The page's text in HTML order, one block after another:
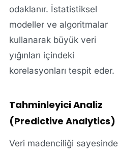
odaklanır. İstatistiksel
modeller ve algoritmalar
kullanarak büyük veri
yığınları içindeki
korelasyonları tespit eder.
Tahminleyici Analiz
(Predictive Analytics)
Veri madenciliği sayesinde